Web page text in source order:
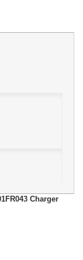
Charger